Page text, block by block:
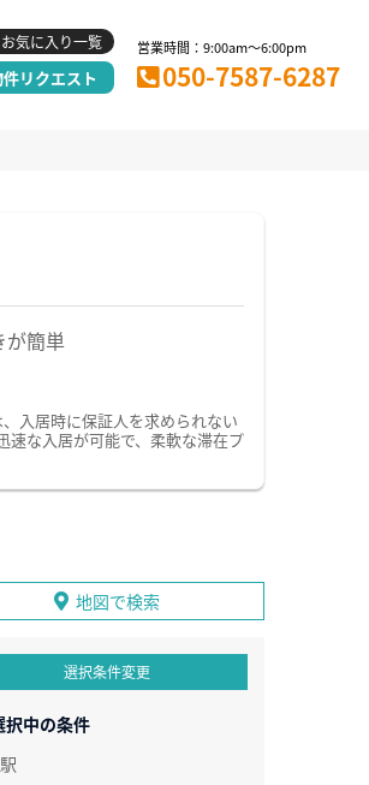
お気に入り一覧
リクエスト
営業時間：9:00am～6:00pm
050-7587-6287
が簡単
入居時に保証人を求められない
速な入居が可能で、柔軟な滞在プ
地図で検索
選択条件変更
択中の条件